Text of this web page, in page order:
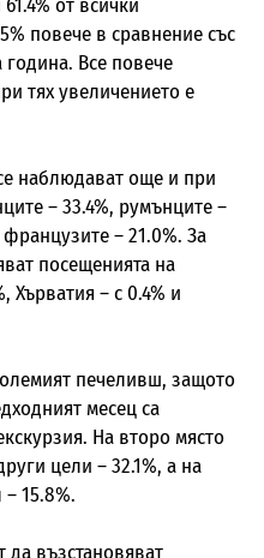
повече в сравнение със
Все повече
тях увеличението е
наблюдават още и при
– 33.4%, румънците –
– 21.0%. За
посещенията на
Хърватия – с 0.4% и
печеливш, защото
месец са
На второ място
цели – 32.1%, а на
15.8%.
да възстановяват